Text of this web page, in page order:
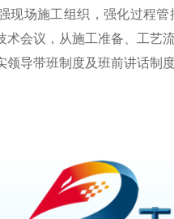
现场施工组织，强化过程
术会议，从施工准备、工艺
领导带班制度及班前讲话制